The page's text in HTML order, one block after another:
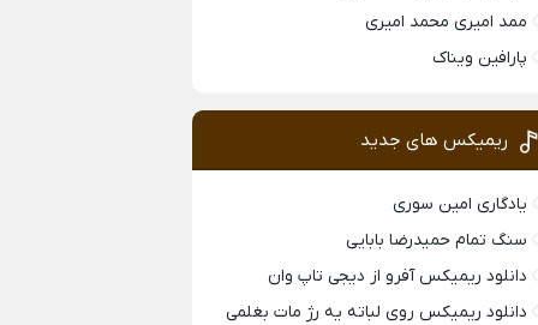
ممد امیری محمد امیری
پارافین ویناک
ریمیکس های جدید
یادگاری امین سوری
سنگ تمام حمیدرضا بابایی
دانلود ریمیکس آفرو از ديجی تاپ وان
دانلود ریمیکس روی لباته یه رژ مات بغلمی